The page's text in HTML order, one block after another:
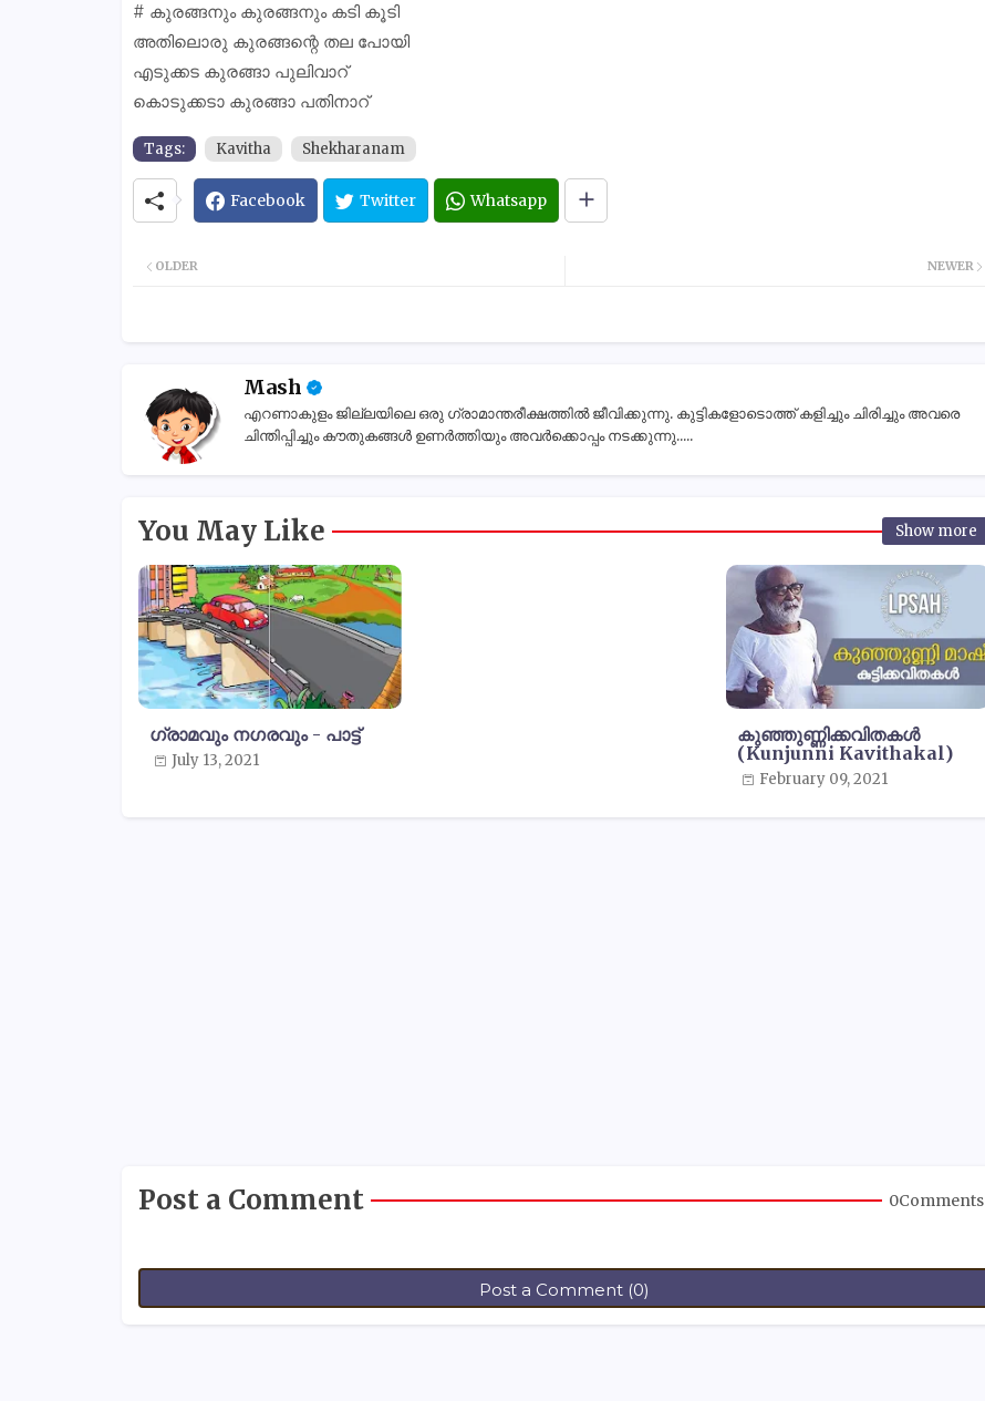
# കുരങ്ങനും കുരങ്ങനും കടി കൂടി
അതിലൊരു കുരങ്ങന്റെ തല പോയി
എടുക്കട കുരങ്ങാ പുലിവാറ്
കൊടുക്കടാ കുരങ്ങാ പതിനാറ്
Tags: Kavitha Shekharanam
Facebook Twitter Whatsapp
NEWER
OLDER
Mash
എറണാകുളം ജില്ലയിലെ ഒരു ഗ്രാമാന്തരീക്ഷത്തിൽ ജീവിക്കുന്നു. കുട്ടികളോടൊത്ത് കളിച്ചും ചിരിച്ചും അവരെ
ചിന്തിപ്പിച്ചും കൗതുകങ്ങൾ ഉണർത്തിയും അവർക്കൊപ്പം നടക്കുന്നു.....
You May Like Show more
ഗ്രാമവും നഗരവും - പാട്ട്
July 13, 2021
കുഞ്ഞുണ്ണിക്കവിതകൾ
(Kunjunni Kavithakal)
February 09, 2021
Post a Comment 0Comments
Post a Comment (0)